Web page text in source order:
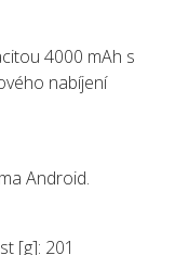
4000 mAh s
nabíjení
Android.
[g]: 201